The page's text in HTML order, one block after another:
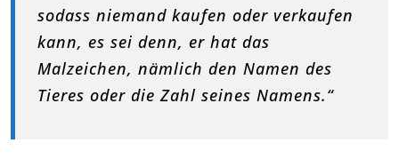
sodass niemand kaufen oder verkaufen
kann, es sei denn, er hat das
Malzeichen, nämlich den Namen des
Tieres oder die Zahl seines Namens.“